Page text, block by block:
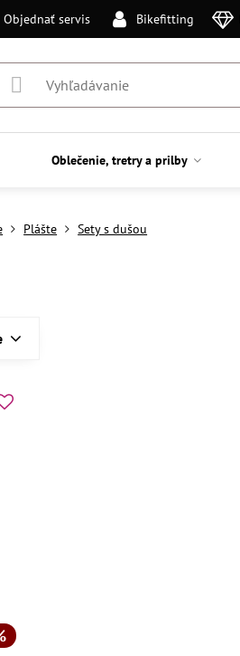
Objednať servis Bikefitting
Oblečenie, tretry a prilby
Plášte Sety s dušou